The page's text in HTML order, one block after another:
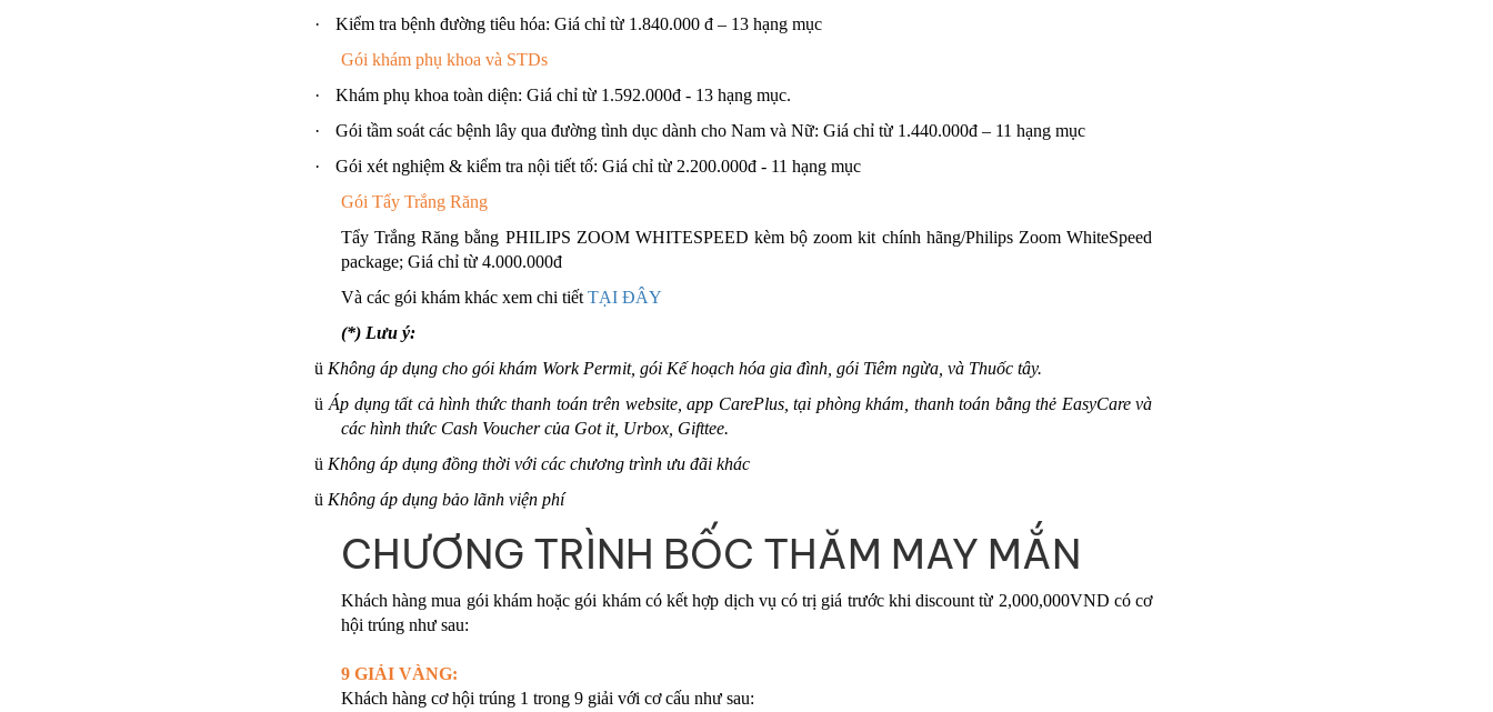
·
Kiểm tra bệnh đường tiêu hóa: Giá chỉ từ 1.840.000 đ – 13 hạng mục
Gói khám phụ khoa và STDs
·
Khám phụ khoa toàn diện: Giá chỉ từ 1.592.000đ - 13 hạng mục.
·
Gói tầm soát các bệnh lây qua đường tình dục dành cho Nam và Nữ: Giá chỉ từ 1.440.000đ – 11 hạng mục
·
Gói xét nghiệm & kiểm tra nội tiết tố: Giá chỉ từ 2.200.000đ - 11 hạng mục
Gói Tẩy Trắng Răng
Tẩy Trắng Răng bằng PHILIPS ZOOM WHITESPEED kèm bộ zoom kit chính hãng/Philips Zoom WhiteSpeed
package; Giá chỉ từ 4.000.000đ
Và các gói khám khác xem chi tiếtTẠI ĐÂY
(*) Lưu ý:
ü Không áp dụng cho gói khám Work Permit, gói Kế hoạch hóa gia đình, gói Tiêm ngừa, và Thuốc tây.
ü Áp dụng tất cả hình thức thanh toán trên website, app CarePlus, tại phòng khám, thanh toán bằng thẻ EasyCare và
các hình thức Cash Voucher của Got it, Urbox, Gifttee.
ü Không áp dụng đồng thời với các chương trình ưu đãi khác
ü Không áp dụng bảo lãnh viện phí
CHƯƠNG TRÌNH BỐC THĂM MAY MẮN
Khách hàng mua gói khám hoặc gói khám có kết hợp dịch vụ có trị giá trước khi discount từ 2,000,000VND có cơ
hội trúng như sau:
9 GIẢI VÀNG:
Khách hàng cơ hội trúng 1 trong 9 giải với cơ cấu như sau: